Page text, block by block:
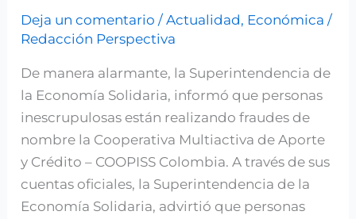
Deja un comentario /Actualidad, Económica /
Redacción Perspectiva
De manera alarmante, la Superintendencia de
la Economía Solidaria, informó que personas
inescrupulosas están realizando fraudes de
nombre la Cooperativa Multiactiva de Aporte
y Crédito – COOPISS Colombia. A través de sus
cuentas oficiales, la Superintendencia de la
Economía Solidaria, advirtió que personas
a
nombre
de
cooperativas